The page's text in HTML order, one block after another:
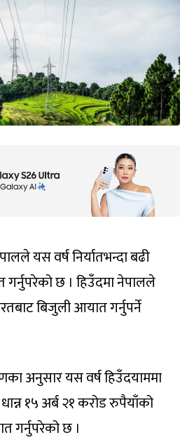
यस वर्ष निर्यातभन्दा बढी
छ । हिउँदमा नेपालले
बिजुली आयात गर्नुपर्ने
अनुसार यस वर्ष हिउँदयाममा
१५ अर्ब २१ करोड रुपैयाँको
गर्नुपरेको छ ।